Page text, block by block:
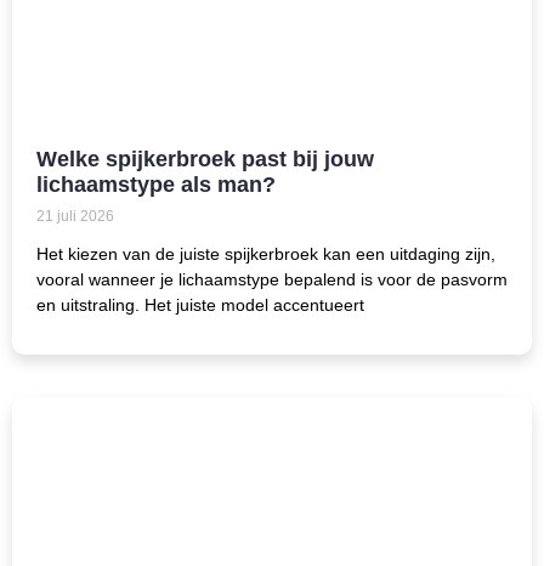
Welke spijkerbroek past bij jouw
lichaamstype als man?
21 juli 2026
Het kiezen van de juiste spijkerbroek kan een uitdaging zijn,
vooral wanneer je lichaamstype bepalend is voor de pasvorm
en uitstraling. Het juiste model accentueert